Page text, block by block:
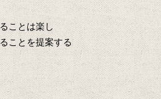
ことは楽し
ことを提案する